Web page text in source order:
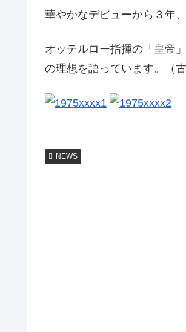
華やかなデビューから３年
オッテルロー指揮の「皇帝
の理想を語っています。（
NEWS